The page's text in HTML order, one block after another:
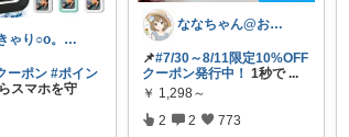
あずきゃり○o。.🐟🐠
ーポン #ポイン
スマホを守
ななちゃん@お気に入りを毎日朝コレ☀️
📌#7/30～8/11限定10%OFF
クーポン発行中！ 1秒で ...
￥ 1,298～
2 2 773